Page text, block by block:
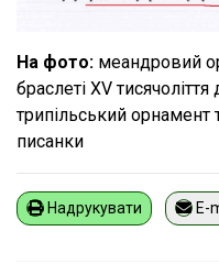
На фото: меандровий
браслеті XV
трипільський орнамент
писанки
Надрукувати E-